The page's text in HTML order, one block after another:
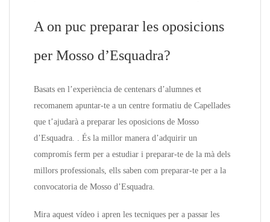
A on puc preparar les oposicions
per Mosso d’Esquadra?
Basats en l’experiència de centenars d’alumnes et
recomanem apuntar-te a un centre formatiu de Capellades
que t’ajudarà a preparar les oposicions de Mosso
d’Esquadra. . És la millor manera d’adquirir un
compromís ferm per a estudiar i preparar-te de la mà dels
millors professionals, ells saben com preparar-te per a la
convocatoria de Mosso d’Esquadra.
Mira aquest vídeo i apren les tecniques per a passar les